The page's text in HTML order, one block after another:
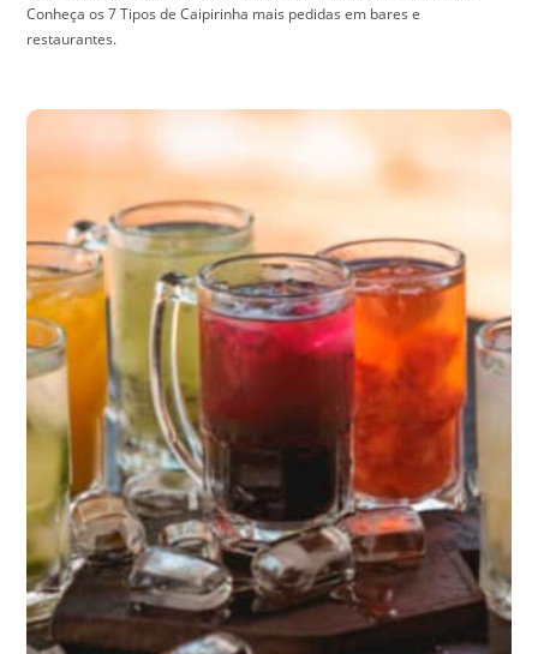
Conheça os 7 Tipos de Caipirinha mais pedidas em bares e
restaurantes.